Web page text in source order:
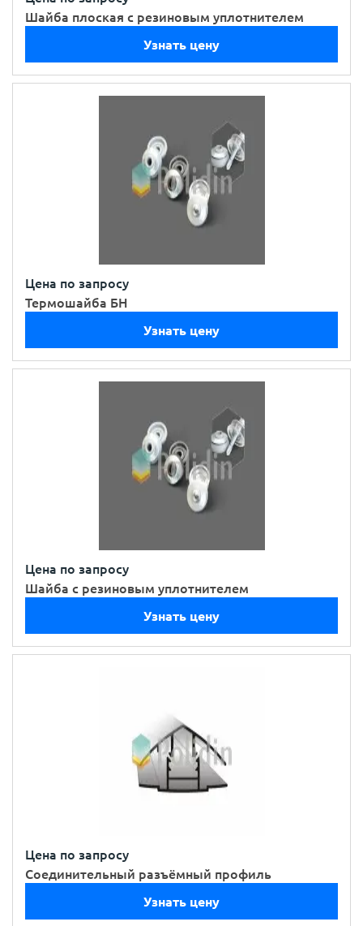
Шайба плоская с резиновым уплотнителем
Узнать цену
Цена по запросу
Термошайба БН
Узнать цену
Цена по запросу
Шайба с резиновым уплотнителем
Узнать цену
Цена по запросу
Соединительный разъёмный профиль
Узнать цену